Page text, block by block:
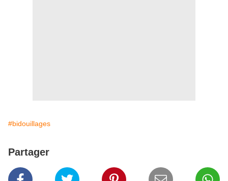
#bidouillages
Partager